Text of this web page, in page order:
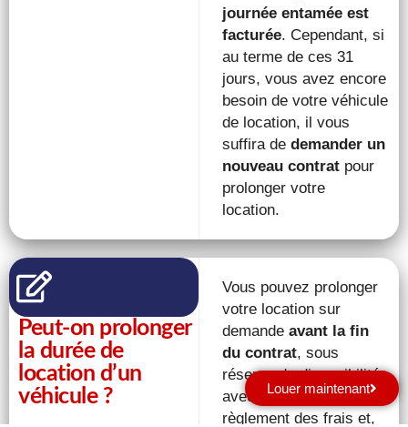
journée entamée est
facturée. Cependant, si
au terme de ces 31
jours, vous avez encore
besoin de votre véhicule
de location, il vous
suffira dedemander un
nouveau contrat pour
prolonger votre
location.
Peut-on prolonger
la durée de
location d’un
véhicule ?
Vous pouvez prolonger
votre location sur
demandeavant la fin
du contrat, sous
réserve de disponibilité,
avec accord du Loueur,
règlement des frais et,
Louer maintenant